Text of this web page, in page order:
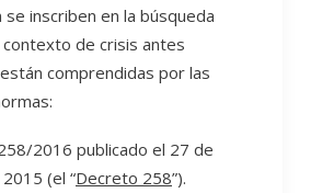
se inscriben en la búsqueda
de crisis antes
comprendidas por las
2016 publicado el 27 de
(el “Decreto 258”).